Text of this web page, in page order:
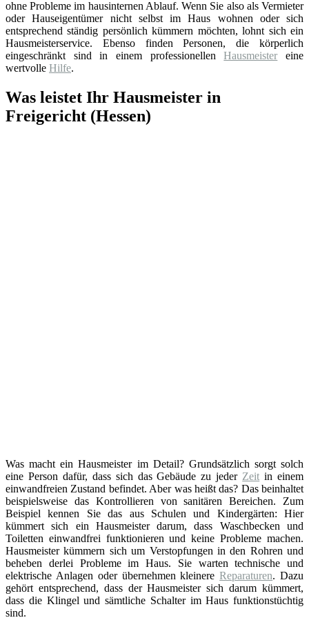
ohne Probleme im hausinternen Ablauf. Wenn Sie also als Vermieter
oder Hauseigentümer nicht selbst im Haus wohnen oder sich
entsprechend ständig persönlich kümmern möchten, lohnt sich ein
Hausmeisterservice. Ebenso finden Personen, die körperlich
eingeschränkt sind in einem professionellenHausmeister eine
wertvolle Hilfe.
Was leistet Ihr Hausmeister in
Freigericht (Hessen)
Was macht ein Hausmeister im Detail? Grundsätzlich sorgt solch
eine Person dafür, dass sich das Gebäude zu jeder Zeit in einem
einwandfreien Zustand befindet. Aber was heißt das? Das beinhaltet
beispielsweise das Kontrollieren von sanitären Bereichen. Zum
Beispiel kennen Sie das aus Schulen und Kindergärten: Hier
kümmert sich ein Hausmeister darum, dass Waschbecken und
Toiletten einwandfrei funktionieren und keine Probleme machen.
Hausmeister kümmern sich um Verstopfungen in den Rohren und
beheben derlei Probleme im Haus. Sie warten technische und
elektrische Anlagen oder übernehmen kleinereReparaturen. Dazu
gehört entsprechend, dass der Hausmeister sich darum kümmert,
dass die Klingel und sämtliche Schalter im Haus funktionstüchtig
sind.